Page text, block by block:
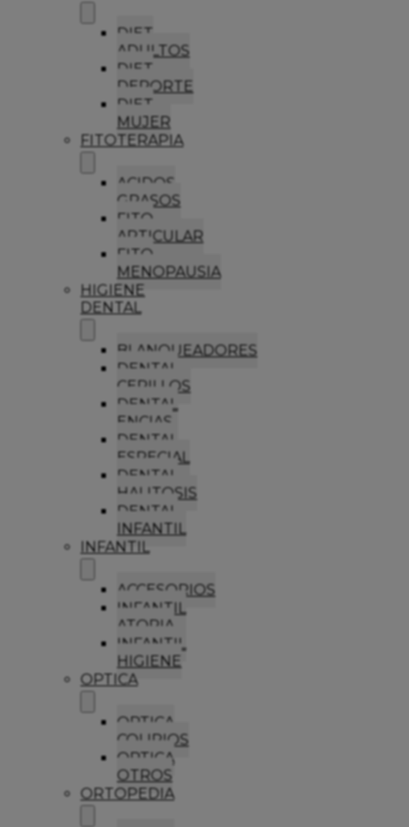
DIET
ADULTOS
DIET
DEPORTE
DIET
MUJER
FITOTERAPIA
ACIDOS
GRASOS
FITO
ARTICULAR
FITO
MENOPAUSIA
HIGIENE
DENTAL
BLANQUEADORES
DENTAL
CEPILLOS
DENTAL
ENCIAS
DENTAL
ESPECIAL
DENTAL
HALITOSIS
DENTAL
INFANTIL
INFANTIL
ACCESORIOS
INFANTIL
ATOPIA
INFANTIL
HIGIENE
OPTICA
OPTICA
COLIRIOS
OPTICA
OTROS
ORTOPEDIA